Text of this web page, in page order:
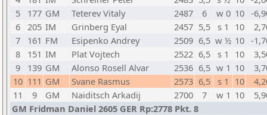
5
177 GM Teterev Vitaly 2487 6 w 0 10 -
6 205 IM Grinberg Eyal 2457 5,5 s 1 10
7
161 FM Esipenko Andrey 2509 6,5 w ½ 10 -
8
151 IM Plat Vojtech 2522 6,5 s 1 10
9
139 GM Alonso Rosell Alvar 2536 6,5 w 1 10
10 111 GM Svane Rasmus 2573 6,5 s 1 10
11
9 GM Naiditsch Arkadij 2700 7 w 1 10
GM Fridman Daniel 2605 GER Rp:2778 Pkt. 8